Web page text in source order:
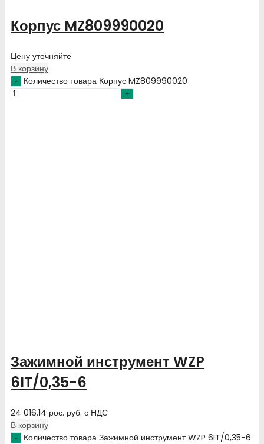
Корпус MZ809990020
Цену уточняйте
В корзину
Количество товара Корпус MZ809990020
Зажимной инструмент WZP
6IT/0,35-6
24 016.14 рос. руб. с НДС
В корзину
Количество товара Зажимной инструмент WZP 6IT/0,35-6